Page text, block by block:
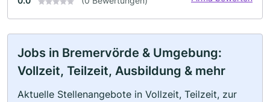
Jobs in Bremervörde & Umgebung:
Vollzeit, Teilzeit, Ausbildung & mehr
Aktuelle Stellenangebote in Vollzeit, Teilzeit, zur